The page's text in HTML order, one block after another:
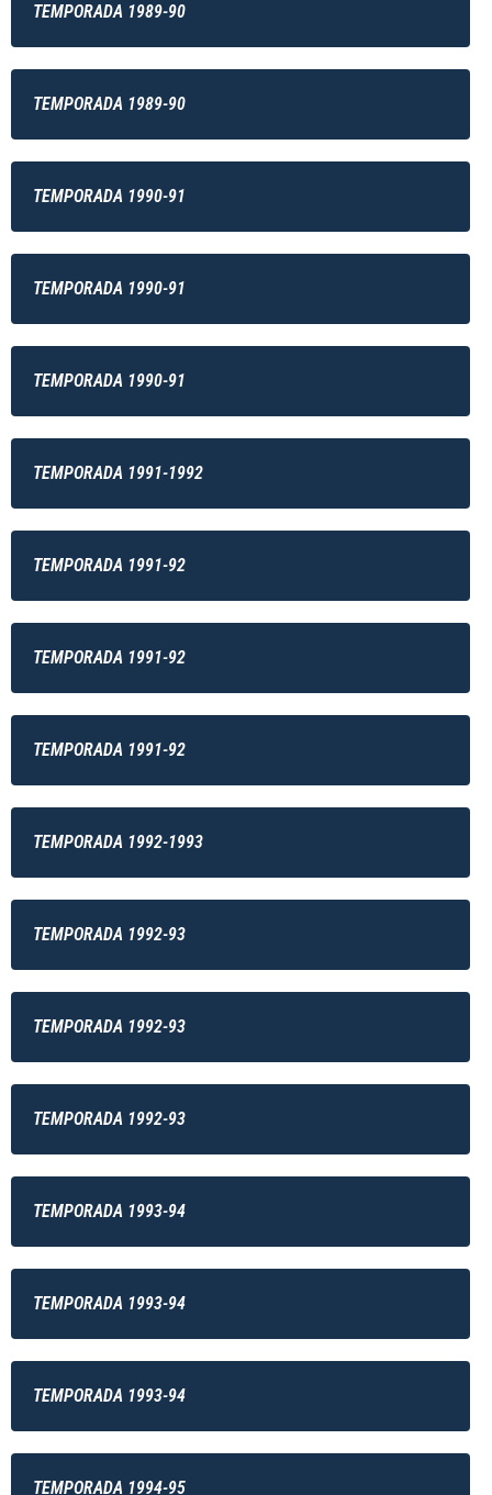
TEMPORADA 1989-90
TEMPORADA 1989-90
TEMPORADA 1990-91
TEMPORADA 1990-91
TEMPORADA 1990-91
TEMPORADA 1991-1992
TEMPORADA 1991-92
TEMPORADA 1991-92
TEMPORADA 1991-92
TEMPORADA 1992-1993
TEMPORADA 1992-93
TEMPORADA 1992-93
TEMPORADA 1992-93
TEMPORADA 1993-94
TEMPORADA 1993-94
TEMPORADA 1993-94
TEMPORADA 1994-95